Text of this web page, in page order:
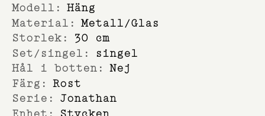
Häng
Metall/Glas
30 cm
singel
Nej
Rost
Jonathan